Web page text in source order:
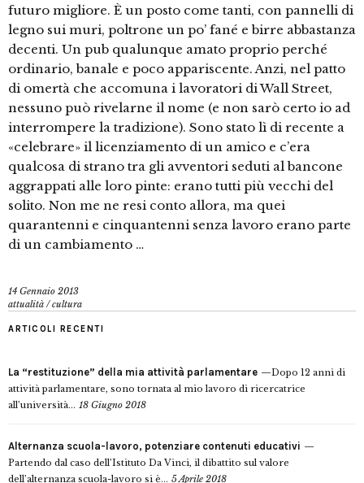
futuro migliore. È un posto come tanti, con pannelli di
legno sui muri, poltrone un po’ fané e birre abbastanza
decenti. Un pub qualunque amato proprio perché
ordinario, banale e poco appariscente. Anzi, nel patto
di omertà che accomuna i lavoratori di Wall Street,
nessuno può rivelarne il nome (e non sarò certo io ad
interrompere la tradizione). Sono stato lì di recente a
«celebrare» il licenziamento di un amico e c’era
qualcosa di strano tra gli avventori seduti al bancone
aggrappati alle loro pinte: erano tutti più vecchi del
solito. Non me ne resi conto allora, ma quei
quarantenni e cinquantenni senza lavoro erano parte
di un cambiamento …
14 Gennaio 2013
attualità /cultura
ARTICOLI RECENTI
La “restituzione” della mia attività parlamentare
Dopo 12 anni di
attività parlamentare, sono tornata al mio lavoro di ricercatrice
all’università... 18 Giugno 2018
Alternanza scuola-lavoro, potenziare contenuti educativi
Partendo dal caso dell’Istituto Da Vinci, il dibattito sul valore
dell’alternanza scuola-lavoro si è... 5 Aprile 2018